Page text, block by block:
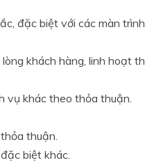
đặc biệt với các màn
khách hàng, linh hoạt
vụ khác theo thỏa thuận.
thuận.
biệt khác.